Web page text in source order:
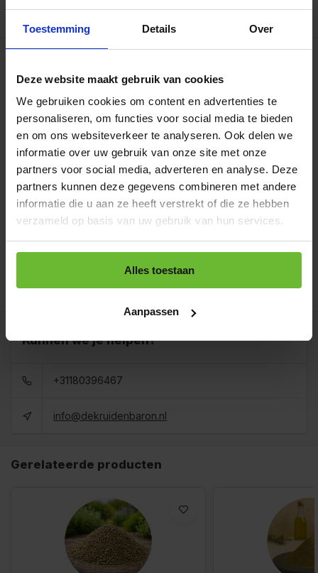
Toestemming Details Over
Deze website maakt gebruik van cookies
We gebruiken cookies om content en advertenties te
personaliseren, om functies voor social media te bieden
en om ons websiteverkeer te analyseren. Ook delen we
informatie over uw gebruik van onze site met onze
partners voor social media, adverteren en analyse. Deze
partners kunnen deze gegevens combineren met andere
informatie die u aan ze heeft verstrekt of die ze hebben
verzameld op basis van uw gebruik van hun services.
Alles toestaan
Aanpassen
Zakje 25 gram
Op voorraad
Totaal:€2,20
Strooibus 100 gram
Art# 16088Z2
€4,10
Totaal:€4,10
Zak 1 kilo
Art# 16088K
Op voorraad
€12,95
Totaal: €12,95
Baal a 10 kilo
€105,00
Totaal:€105,00
Kunnen we je helpen?
+31180396467
info@dekruidenbaron.nl
Gerelateerde producten